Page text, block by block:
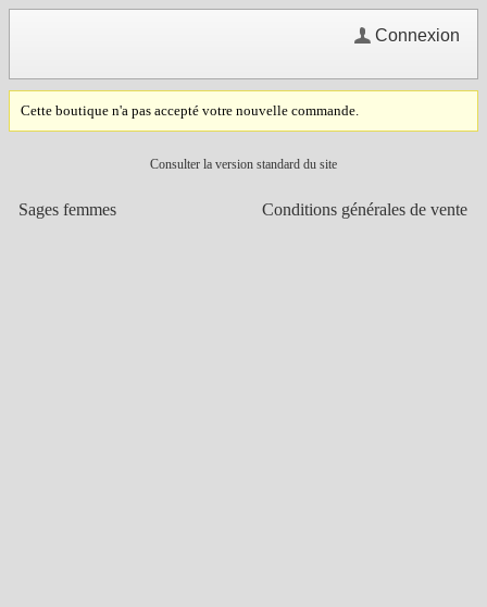
Connexion
Cette boutique n'a pas accepté votre nouvelle commande.
Consulter la version standard du site
Sages femmes Conditions générales de vente